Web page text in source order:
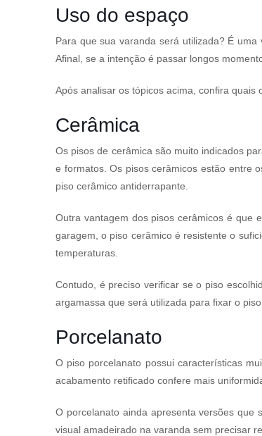
Uso do espaço
Para que sua varanda será utilizada? É
Afinal, se a intenção é passar longos
Após analisar os tópicos acima, confira
Cerâmica
Os pisos de cerâmica são muito indicados
e formatos. Os pisos cerâmicos estão entre
piso cerâmico antiderrapante.
Outra vantagem dos pisos cerâmicos é que
garagem, o piso cerâmico é resistente o
temperaturas.
Contudo, é preciso verificar se o piso
argamassa que será utilizada para fixar o
Porcelanato
O piso porcelanato possui características
acabamento retificado confere mais
O porcelanato ainda apresenta versões que
visual amadeirado na varanda sem precisar